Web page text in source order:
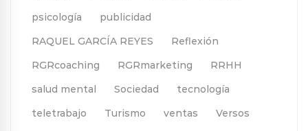
psicología
publicidad
RAQUEL GARCÍA REYES
Reflexión
RGRcoaching
RGRmarketing
RRHH
salud mental
Sociedad
tecnología
teletrabajo
Turismo ventas Versos